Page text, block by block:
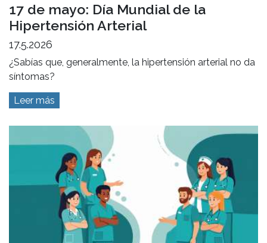
17 de mayo: Día Mundial de la
Hipertensión Arterial
17.5.2026
¿Sabías que, generalmente, la hipertensión arterial no da
síntomas?
Leer más